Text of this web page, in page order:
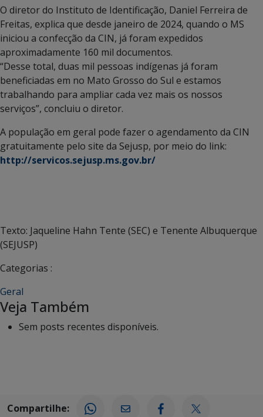
O diretor do Instituto de Identificação, Daniel Ferreira de
Freitas, explica que desde janeiro de 2024, quando o MS
iniciou a confecção da CIN, já foram expedidos
aproximadamente 160 mil documentos.
“Desse total, duas mil pessoas indígenas já foram
beneficiadas em no Mato Grosso do Sul e estamos
trabalhando para ampliar cada vez mais os nossos
serviços”, concluiu o diretor.
A população em geral pode fazer o agendamento da CIN
gratuitamente pelo site da Sejusp, por meio do link:
http://servicos.sejusp.ms.gov.br/
Texto: Jaqueline Hahn Tente (SEC) e Tenente Albuquerque
(SEJUSP)
Categorias :
Geral
Veja Também
Sem posts recentes disponíveis.
Compartilhe: